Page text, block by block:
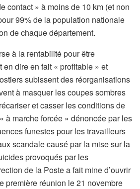
contact » à moins de 10 km (et non
99% de la population nationale
de chaque département.
à la rentabilité pour être
en dire en fait « profitable » et
subissent des réorganisations
à masquer les coupes sombres
et casser les conditions de
à marche forcée » dénoncée par les
funestes pour les travailleurs
scandale causé par la mise sur la
provoqués par les
de la Poste a fait mine d’ouvrir
première réunion le 21 novembre